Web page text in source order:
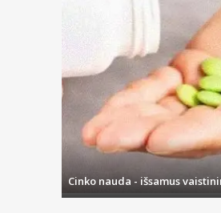
patikimumą suteikia sertifikatai,
aktyvių junginių kiekiu nei
Cinko nauda - išsamus